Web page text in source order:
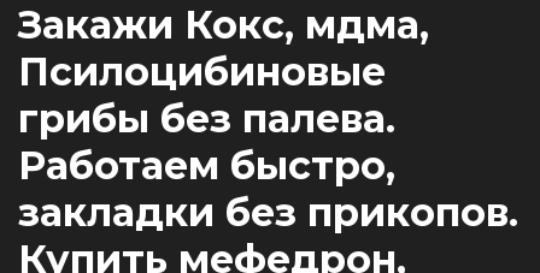
Закажи Кокс, мдма,
Псилоцибиновые
грибы без палева.
Работаем быстро,
закладки без прикопов.
Купить мефедрон,